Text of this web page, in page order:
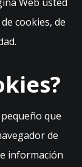
cookies, de
que
de
información